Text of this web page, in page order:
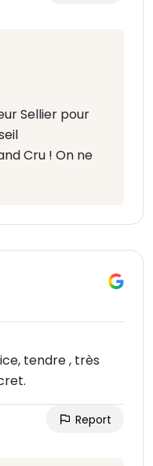
Sellier pour
Cru ! On ne
tendre , très
Report